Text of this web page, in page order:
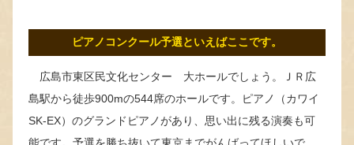
ピアノコンクール予選といえばここです。
広島市東区民文化センター 大ホールでしょう。ＪＲ広
島駅から徒歩900mの544席のホールです。ピアノ（カワイ
SK‐EX）のグランドピアノがあり、思い出に残る演奏も可
能です。予選を勝ち抜いて東京までがんばってほしいで